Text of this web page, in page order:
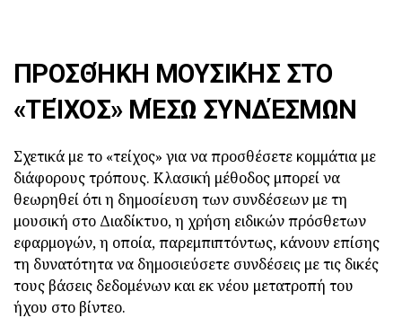
ΠΡΟΣΘΉΚΗ ΜΟΥΣΙΚΉΣ ΣΤΟ
«ΤΕΊΧΟΣ» ΜΈΣΩ ΣΥΝΔΈΣΜΩΝ
Σχετικά με το «τείχος» για να προσθέσετε κομμάτια με
διάφορους τρόπους. Κλασική μέθοδος μπορεί να
θεωρηθεί ότι η δημοσίευση των συνδέσεων με τη
μουσική στο Διαδίκτυο, η χρήση ειδικών πρόσθετων
εφαρμογών, η οποία, παρεμπιπτόντως, κάνουν επίσης
τη δυνατότητα να δημοσιεύσετε συνδέσεις με τις δικές
τους βάσεις δεδομένων και εκ νέου μετατροπή του
ήχου στο βίντεο.